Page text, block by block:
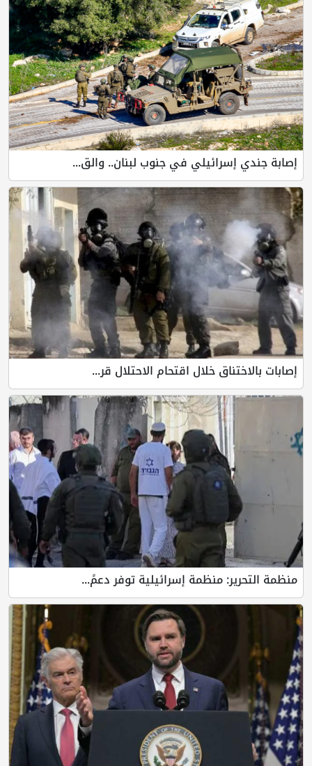
إصابة جندي إسرائيلي في جنوب لبنان.. والق...
إصابات بالاختناق خلال اقتحام الاحتلال قر...
منظمة التحرير: منظمة إسرائيلية توفر دعمً...